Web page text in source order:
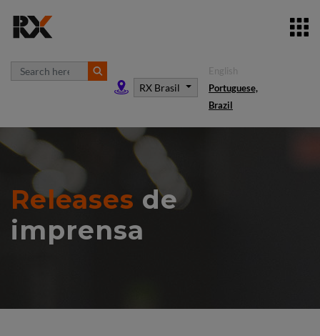
RX Brasil
English
Portuguese,
Brazil
Releases de
imprensa